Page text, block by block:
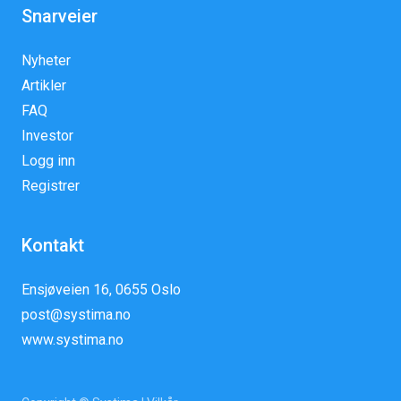
Snarveier
Nyheter
Artikler
FAQ
Investor
Logg inn
Registrer
Kontakt
Ensjøveien 16, 0655 Oslo
post@systima.no
www.systima.no